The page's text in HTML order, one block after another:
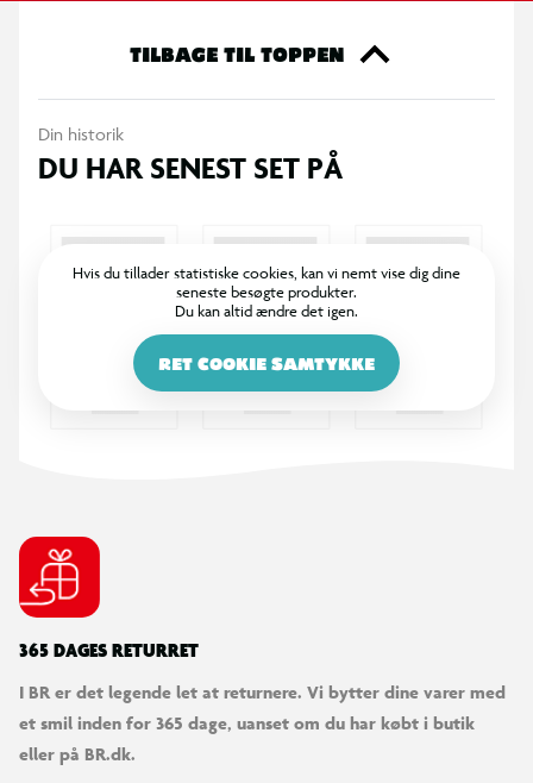
TILBAGE TIL TOPPEN
Din historik
DU HAR SENEST SET PÅ
Hvis du tillader statistiske cookies, kan vi nemt vise dig dine
seneste besøgte produkter.
Du kan altid ændre det igen.
RET COOKIE SAMTYKKE
365 DAGES RETURRET
I BR er det legende let at returnere. Vi bytter dine varer med
et smil inden for 365 dage, uanset om du har købt i butik
eller på BR.dk.